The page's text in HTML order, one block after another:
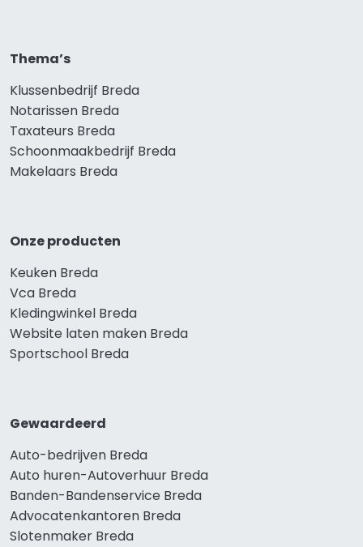
Thema’s
Klussenbedrijf Breda
Notarissen Breda
Taxateurs Breda
Schoonmaakbedrijf Breda
Makelaars Breda
Onze producten
Keuken Breda
Vca Breda
Kledingwinkel Breda
Website laten maken Breda
Sportschool Breda
Gewaardeerd
Auto-bedrijven Breda
Auto huren-Autoverhuur Breda
Banden-Bandenservice Breda
Advocatenkantoren Breda
Slotenmaker Breda